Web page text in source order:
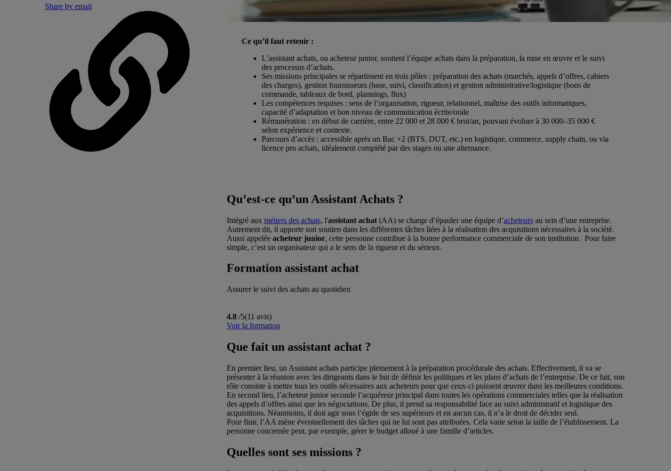
Share by email
Ce qu’il faut retenir :
L’assistant achats, ou acheteur junior, soutient l’équipe achats dans la préparation, la mise en œuvre et le suivi
des processus d’achats.
Ses missions principales se répartissent en trois pôles : préparation des achats (marchés, appels d’offres, cahiers
des charges), gestion fournisseurs (base, suivi, classification) et gestion administrative/logistique (bons de
commande, tableaux de bord, plannings, flux)
Les compétences requises : sens de l’organisation, rigueur, relationnel, maîtrise des outils informatiques,
capacité d’adaptation et bon niveau de communication écrite/orale
Rémunération : en début de carrière, entre 22 000 et 28 000 € brut/an, pouvant évoluer à 30 000–35 000 €
selon expérience et contexte.
Parcours d’accès : accessible après un Bac +2 (BTS, DUT, etc.) en logistique, commerce, supply chain, ou via
licence pro achats, idéalement complété par des stages ou une alternance.
Qu’est-ce qu’un Assistant Achats ?
Intégré aux métiers des achats, l'assistant achat(AA) se charge d’épauler une équipe d’acheteursau sein d’une entreprise.
Autrement dit, il apporte son soutien dans les différentes tâches liées à la réalisation des acquisitions nécessaires à la société.
Aussi appelée acheteur junior, cette personne contribue à la bonne performance commerciale de son institution. Pour faire
simple, c’est un organisateur qui a le sens de la rigueur et du sérieux.
Formation assistant achat
Assurer le suivi des achats au quotidien
4.8/5(11 avis)
Voir la formation
Que fait un assistant achat ?
En premier lieu, un Assistant achats participe pleinement à la préparation procédurale des achats. Effectivement, il va se
présenter à la réunion avec les dirigeants dans le but de définir les politiques et les plans d’achats de l’entreprise. De ce fait, son
rôle consiste à mettre tous les outils nécessaires aux acheteurs pour que ceux-ci puissent œuvrer dans les meilleures conditions.
En second lieu, l’acheteur junior seconde l’acquéreur principal dans toutes les opérations commerciales telles que la réalisation
des appels d’offres ainsi que les négociations. De plus, il prend sa responsabilité face au suivi administratif et logistique des
acquisitions. Néanmoins, il doit agir sous l’égide de ses supérieurs et en aucun cas, il n’a le droit de décider seul.
Pour finir, l’AA mène éventuellement des tâches qui ne lui sont pas attribuées. Cela varie selon la taille de l’établissement. La
personne concernée peut, par exemple, gérer le budget alloué à une famille d’articles.
Quelles sont ses missions ?